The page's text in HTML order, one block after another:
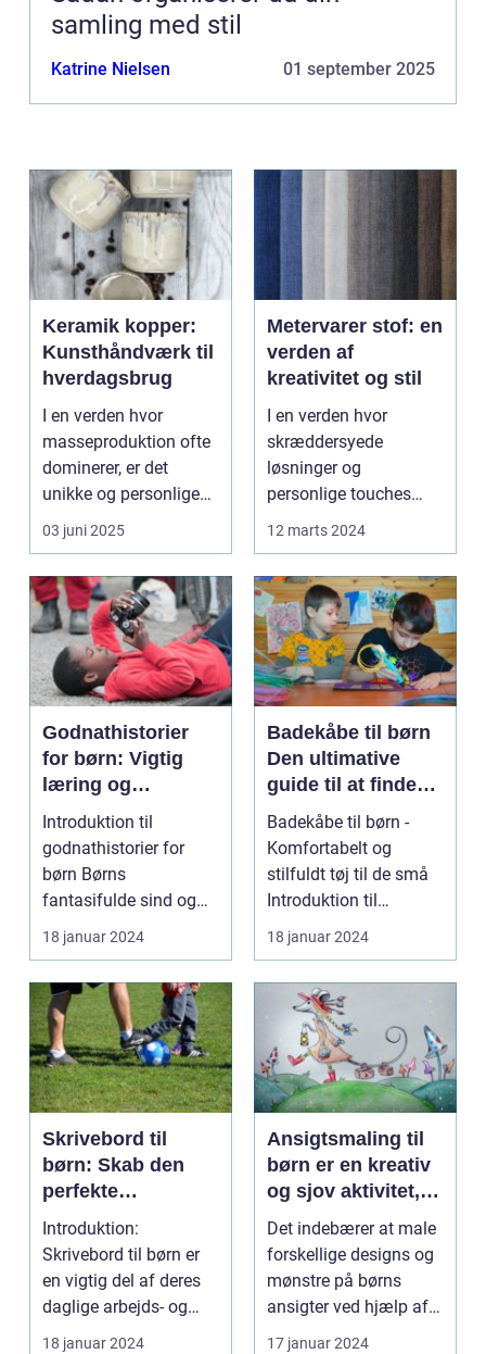
samling med stil
Katrine Nielsen 01 september 2025
Keramik kopper:
Kunsthåndværk til
hverdagsbrug
I en verden hvor
masseproduktion ofte
dominerer, er det
unikke og personlige
håndværk so...
03 juni 2025
Metervarer stof: en
verden af
kreativitet og stil
I en verden hvor
skræddersyede
løsninger og
personlige touches
betyder mere og mere,
12 marts 2024
Godnathistorier
for børn: Vigtig
læring og
fantastiske eventyr
før sengetid
Introduktion til
godnathistorier for
børn Børns
fantasifulde sind og
nysgerrighed kan
bringe dem ti...
18 januar 2024
Badekåbe til børn
Den ultimative
guide til at finde
den perfekte
badekåbe
Badekåbe til børn -
Komfortabelt og
stilfuldt tøj til de små
Introduktion til
18 januar 2024
Skrivebord til
børn: Skab den
perfekte
arbejdsplads til dit
barn
Introduktion:
Skrivebord til børn er
en vigtig del af deres
daglige arbejds- og
læringsmiljø. Et ve...
18 januar 2024
Ansigtsmaling til
børn er en kreativ
og sjov aktivitet,
der giver dem
mulighed for at
udtrykke deres
fantasi og
personlighed
Det indebærer at male
forskellige designs og
mønstre på børns
ansigter ved hjælp af
specielle ansigt...
17 januar 2024